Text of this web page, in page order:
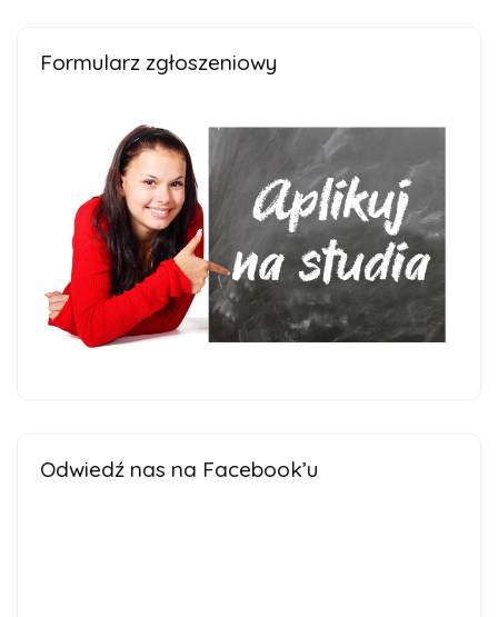
Formularz zgłoszeniowy
Odwiedź nas na Facebook’u